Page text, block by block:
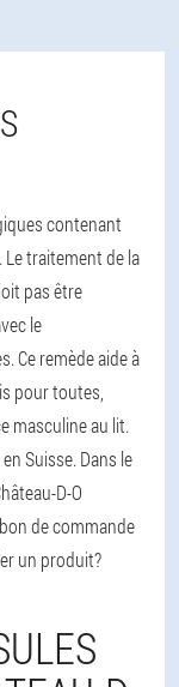
contenant
traitement de la
pas être
le
Ce remède aide à
pour toutes,
masculine au lit.
Suisse. Dans le
D-O
de commande
un produit?